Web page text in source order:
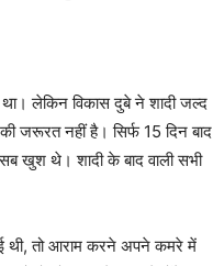
लेकिन विकास दुबे ने शादी जल्द
जरूरत नहीं है। सिर्फ 15 दिन बाद
खुश थे। शादी के बाद वाली सभी
थी, तो आराम करने अपने कमरे में